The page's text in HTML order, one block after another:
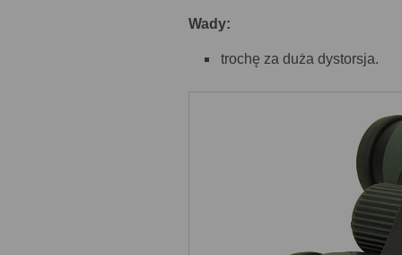
Wady:
trochę za duża dystorsja.